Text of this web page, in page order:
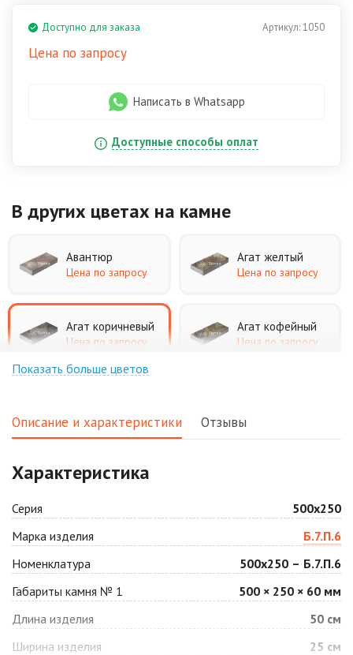
Артикул:1050
Доступно для заказа
Цена по запросу
Написать в Whatsapp
Доступные способы оплат
В других цветах на камне
Авантюр
Цена по запросу
Агат желтый
Цена по запросу
Агат коричневый
Цена по запросу
Агат кофейный
Цена по запросу
Цена по запросу
Антрацит
Цена по запросу
Арабская ночь
Цена по запросу
Барселона
Цена по запросу
Белая
Цена по запросу
Показать больше цветов
Описание и характеристики Отзывы
Характеристика
Серия
500х250
Марка изделия
Б.7.П.6
Номенклатура
500х250 – Б.7.П.6
Габариты камня № 1
500 × 250 × 60 мм
Длина изделия
50 см
Ширина изделия
25 см